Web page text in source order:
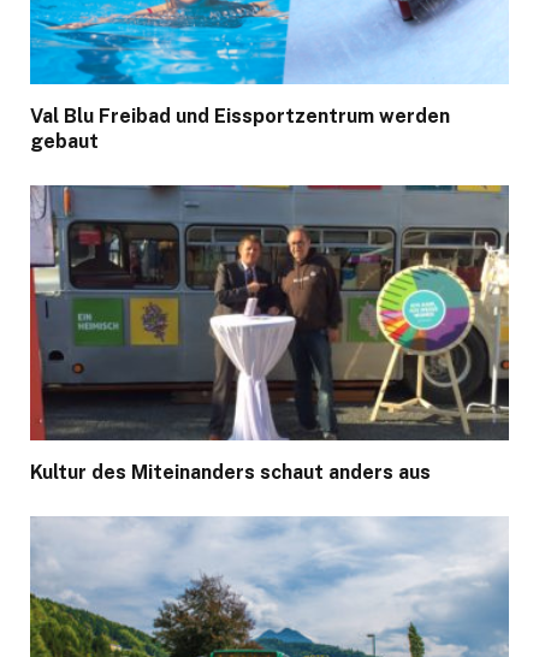
Val Blu Freibad und Eissportzentrum werden
gebaut
Kultur des Miteinanders schaut anders aus